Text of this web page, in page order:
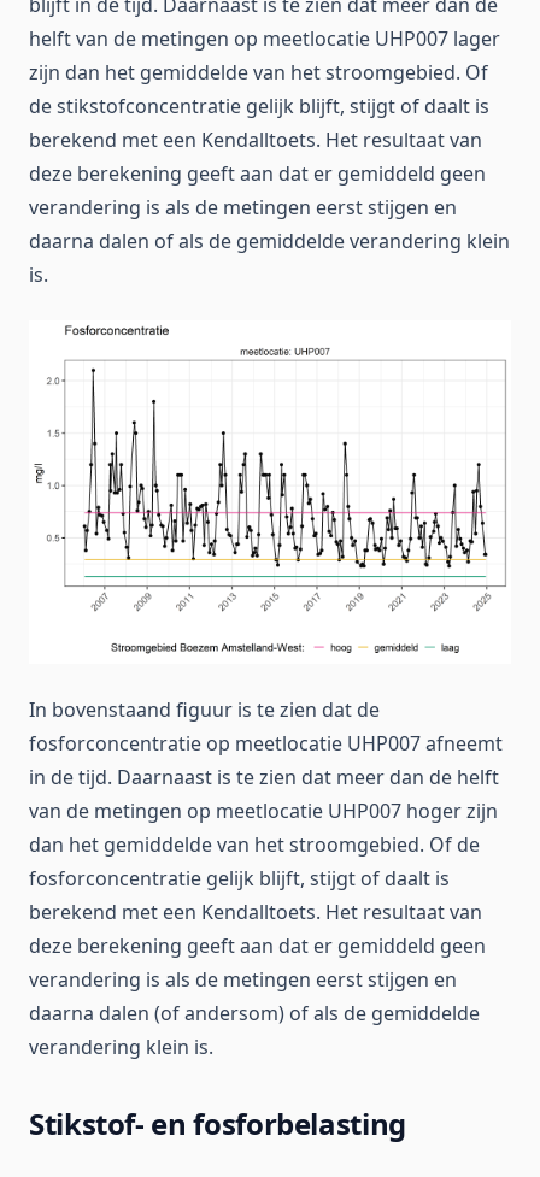
helft van de metingen op meetlocatie UHP007 lager
zijn dan het gemiddelde van het stroomgebied. Of
de stikstofconcentratie gelijk blijft, stijgt of daalt is
berekend met een Kendalltoets. Het resultaat van
deze berekening geeft aan dat er gemiddeld geen
verandering is als de metingen eerst stijgen en
daarna dalen of als de gemiddelde verandering klein
is.
In bovenstaand figuur is te zien dat de
fosforconcentratie op meetlocatie UHP007 afneemt
in de tijd. Daarnaast is te zien dat meer dan de helft
van de metingen op meetlocatie UHP007 hoger zijn
dan het gemiddelde van het stroomgebied. Of de
fosforconcentratie gelijk blijft, stijgt of daalt is
berekend met een Kendalltoets. Het resultaat van
deze berekening geeft aan dat er gemiddeld geen
verandering is als de metingen eerst stijgen en
daarna dalen (of andersom) of als de gemiddelde
verandering klein is.
Stikstof- en fosforbelasting